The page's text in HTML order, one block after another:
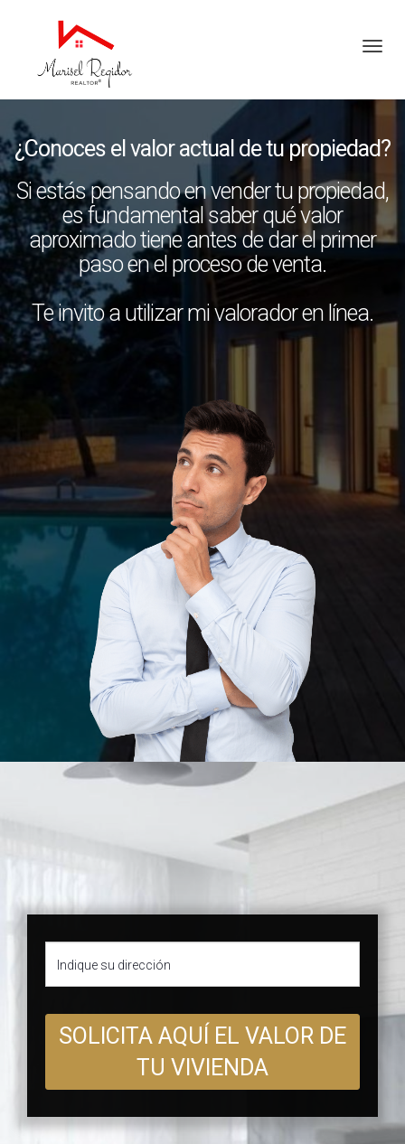
¿Conoces el valor actual de tu propiedad?
Si estás pensando en vender tu propiedad,
es fundamental saber qué valor
aproximado tiene antes de dar el primer
paso en el proceso de venta.
Te invito a utilizar mi valorador en línea.
SOLICITA AQUÍ EL VALOR DE
TU VIVIENDA